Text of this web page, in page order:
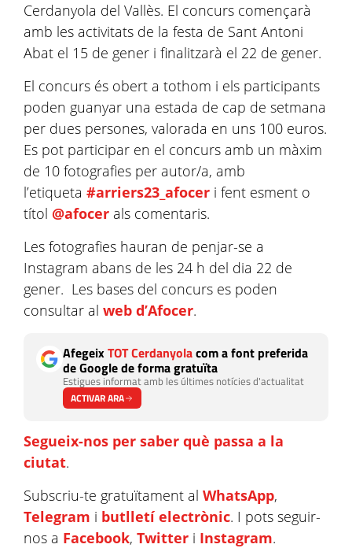
Cerdanyola del Vallès. El concurs començarà
amb les activitats de la festa de Sant Antoni
Abat el 15 de gener i finalitzarà el 22 de gener.
El concurs és obert a tothom i els participants
poden guanyar una estada de cap de setmana
per dues persones, valorada en uns 100 euros.
Es pot participar en el concurs amb un màxim
de 10 fotografies per autor/a, amb
l’etiqueta #arriers23_afocer i fent esment o
títol @afocer als comentaris.
Les fotografies hauran de penjar-se a
Instagram abans de les 24 h del dia 22 de
gener. Les bases del concurs es poden
consultar al web d’Afocer.
AfegeixTOT Cerdanyolacom a font preferida
de Google de forma gratuïta
Estigues informat amb les últimes notícies d'actualitat
ACTIVAR ARA
Segueix-nos per saber què passa a la
ciutat.
Subscriu-te gratuïtament al WhatsApp,
Telegram i butlletí electrònic. I pots seguir-
nos a Facebook, Twitter i Instagram.